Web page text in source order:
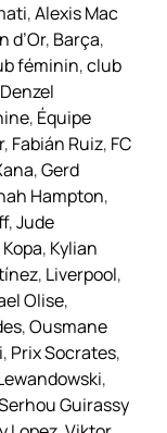
,Alexis Mac
d’Or, Barça,
féminin,club
Denzel
, Équipe
, Fabián Ruiz, FC
,Gerd
Hampton,
,Jude
Kopa, Kylian
, Liverpool,
Olise,
,Ousmane
, Prix Socrates,
,
Guirassy